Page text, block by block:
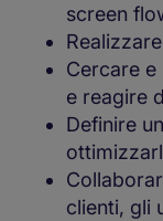
screen
Cercare
e reagire
Definire
clienti, gli